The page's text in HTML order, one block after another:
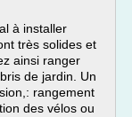
à installer
très solides et
ainsi ranger
de jardin. Un
rangement
des vélos ou